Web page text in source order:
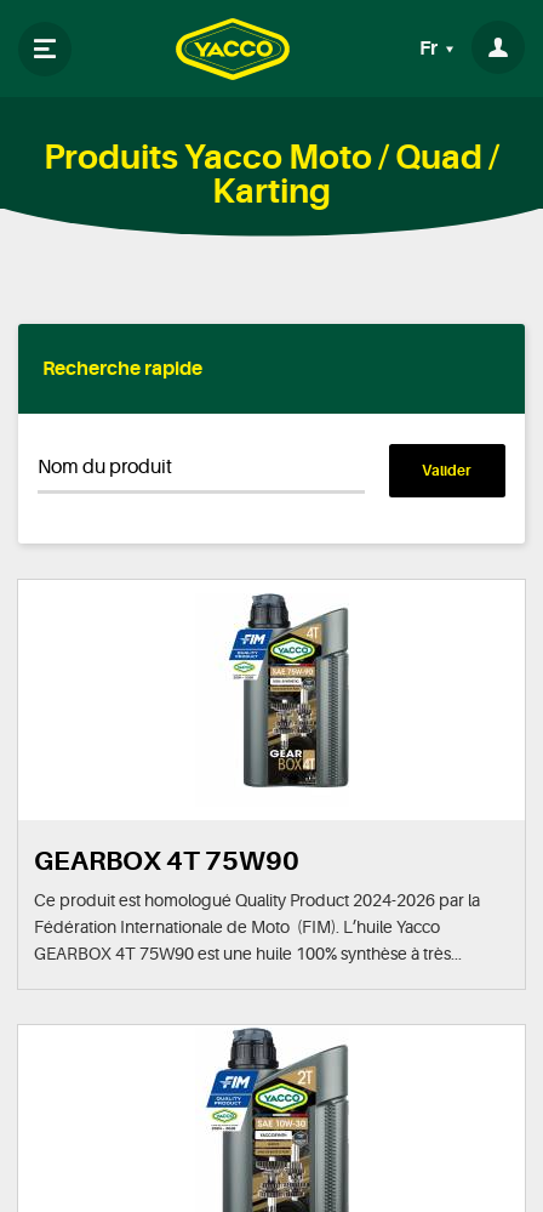
Fr
Produits Yacco Moto / Quad /
Karting
Recherche rapide
Nom du produit
GEARBOX 4T 75W90
Ce produit est homologué Quality Product 2024-2026 par la
Fédération Internationale de Moto (FIM). L’huile Yacco
GEARBOX 4T 75W90 est une huile 100% synthèse à très...